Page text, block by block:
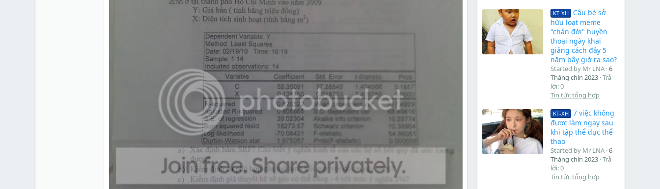
KT-XH
Cậu bé sở
hữu loạt meme
"chán đời" huyền
thoại ngày khai
giảng cách đây 5
năm bây giờ ra sao?
Started by Mr LNA 6
Tháng chín 2023 Trả
lời: 0
Tin tức tổng hợp
KT-XH
7 việc không
được làm ngay sau
khi tập thể dục thể
thao
Started by Mr LNA 6
Tháng chín 2023 Trả
lời: 0
Tin tức tổng hợp